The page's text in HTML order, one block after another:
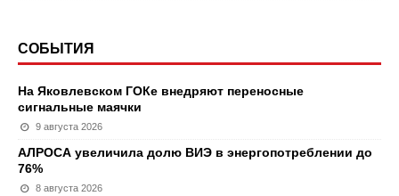
СОБЫТИЯ
На Яковлевском ГОКе внедряют переносные
сигнальные маячки
9 августа 2026
АЛРОСА увеличила долю ВИЭ в энергопотреблении до
76%
8 августа 2026